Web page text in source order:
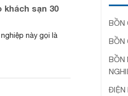
sạn 30
này gọi là
BỒN
BỒN
BỒN
ĐIỆN